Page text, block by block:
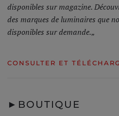
disponibles sur magazine.
des marques de luminaires que
disponibles sur demande.„
CONSULTER ET
► BOUTIQUE